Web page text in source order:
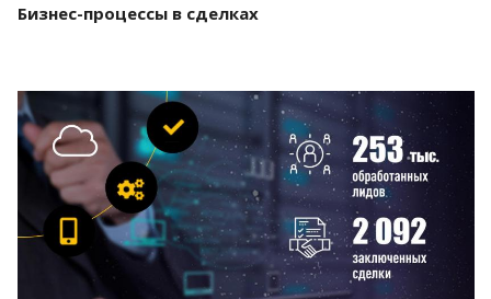
Бизнес-процессы в сделках
Смотреть проект